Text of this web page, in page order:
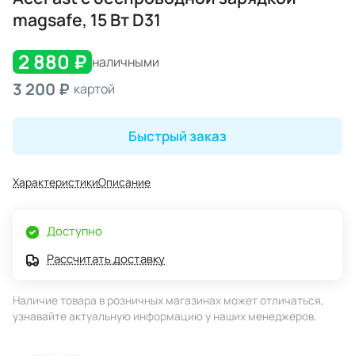
magsafe, 15 Вт D31
2 880 ₽ наличными
3 200 ₽ картой
Быстрый заказ
ХарактеристикиОписание
Доступно
Рассчитать доставку
Наличие товара в розничных магазинах может отличаться,
узнавайте актуальную информацию у наших менеджеров.